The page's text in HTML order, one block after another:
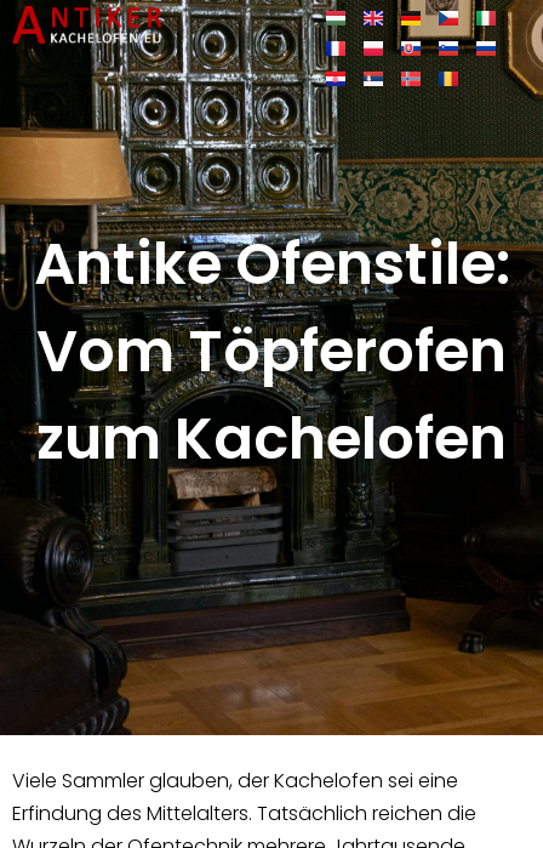
Antike Ofenstile:
Vom Töpferofen
zum Kachelofen
Viele Sammler glauben, der Kachelofen sei eine
Erfindung des Mittelalters. Tatsächlich reichen die